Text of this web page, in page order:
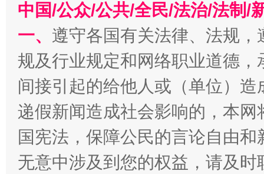
全民健身五年计划来了！等你上场
中国/公众/公共/全民/法治/法制/
一、 遵守各国有关法律、法规
规及行业规定和网络职业道德
间接引起的给他人或（单位）
递假新闻造成社会影响的，本
国宪法，保障公民的言论自由
无意中涉及到您的权益，请及